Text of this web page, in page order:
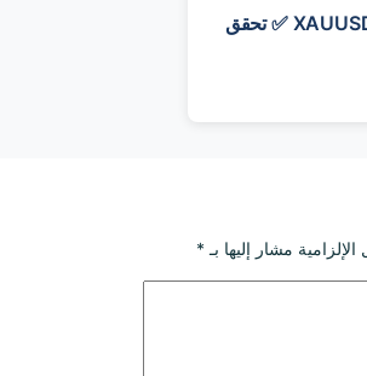
XAUUSD sell 2025-11-12 12:06:37 ✅ تحقق
مشار إليها بـ *